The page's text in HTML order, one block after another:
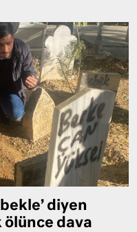
diyen
dava